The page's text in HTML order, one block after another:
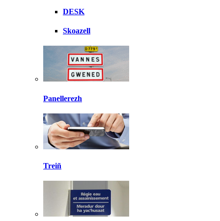
DESK
Skoazell
Panellerezh
Treiñ